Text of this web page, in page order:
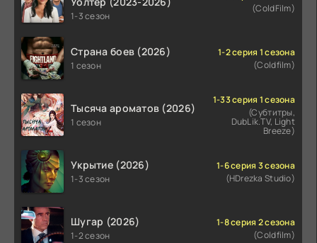
1-3 сезон
(ColdFilm)
Страна боев (2026)
1 сезон
1-2 серия 1 сезона
(Coldfilm)
Тысяча ароматов (2026)
1 сезон
1-33 серия 1 сезона
(Субтитры,
DubLik.TV, Light
Breeze)
Укрытие (2026)
1-3 сезон
1-6 серия 3 сезона
(HDrezka Studio)
Шугар (2026)
1-2 сезон
1-8 серия 2 сезона
(Coldfilm)